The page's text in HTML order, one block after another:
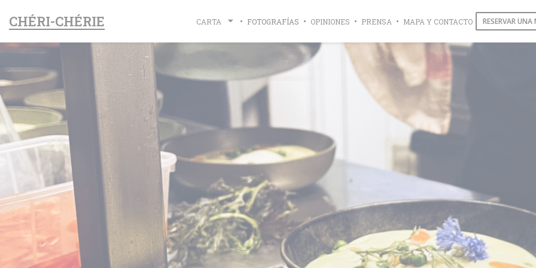
CHÉRI-CHÉRIE CARTA FOTOGRAFÍAS OPINIONES PRENSA MAPA Y CONTACTO RESERVAR UNA